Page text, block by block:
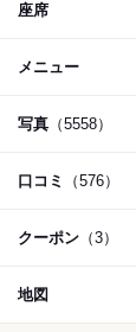
座席
メニュー
写真 （5558）
口コミ （576）
クーポン （3）
地図